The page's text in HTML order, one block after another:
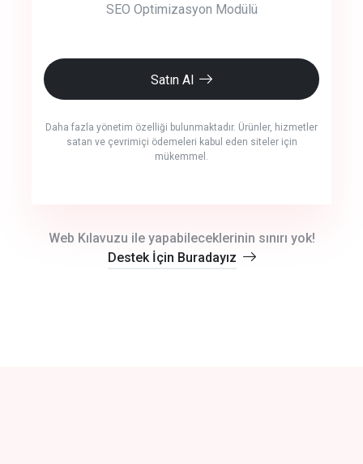
SEO Optimizasyon Modülü
Satın Al
Daha fazla yönetim özelliği bulunmaktadır. Ürünler, hizmetler
satan ve çevrimiçi ödemeleri kabul eden siteler için
mükemmel.
Web Kılavuzu ile yapabileceklerinin sınırı yok!
Destek İçin Buradayız